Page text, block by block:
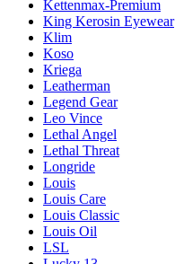
Kettenmax-Premium
King Kerosin Eyewear
Klim
Koso
Kriega
Leatherman
Legend Gear
Leo Vince
Lethal Angel
Lethal Threat
Longride
Louis
Louis Care
Louis Classic
Louis Oil
LSL